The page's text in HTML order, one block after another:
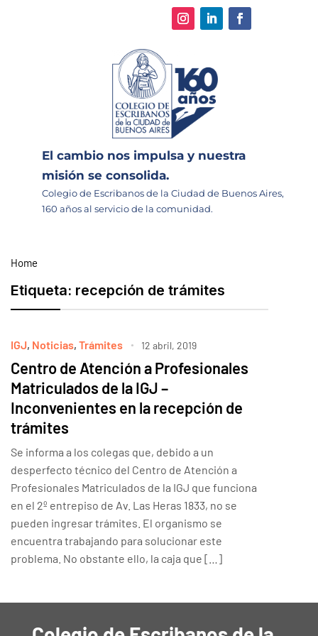
El cambio nos impulsa y nuestra
misión se consolida.
Colegio de Escribanos de la Ciudad de Buenos Aires,
160 años al servicio de la comunidad.
Home
Etiqueta: recepción de trámites
IGJ, Noticias, Trámites 12 abril, 2019
Centro de Atención a Profesionales
Matriculados de la IGJ –
Inconvenientes en la recepción de
trámites
Se informa a los colegas que, debido a un
desperfecto técnico del Centro de Atención a
Profesionales Matriculados de la IGJ que funciona
en el 2º entrepiso de Av. Las Heras 1833, no se
pueden ingresar trámites. El organismo se
encuentra trabajando para solucionar este
problema. No obstante ello, la caja que […]